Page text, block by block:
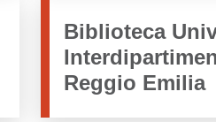
Biblioteca
Reggio Emilia